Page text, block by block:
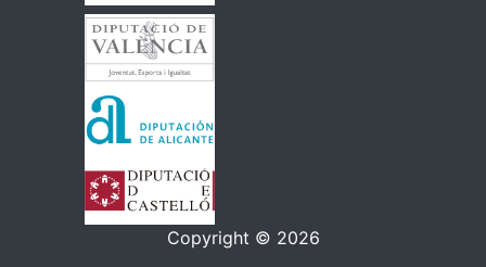
Copyright © 2026